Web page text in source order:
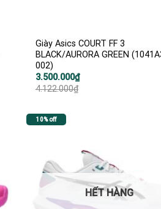
Giày Asics COURT FF 3
BLACK/AURORA GREEN
002)
4.122.000₫
Giá
gốc
là:
3.500.000₫
Giá
hiện
tại
10% off
HẾT HÀNG